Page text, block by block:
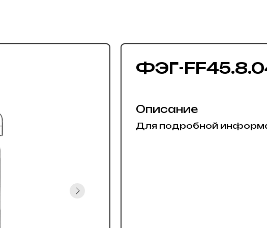
ФЭГ-
Описание
Для подробной